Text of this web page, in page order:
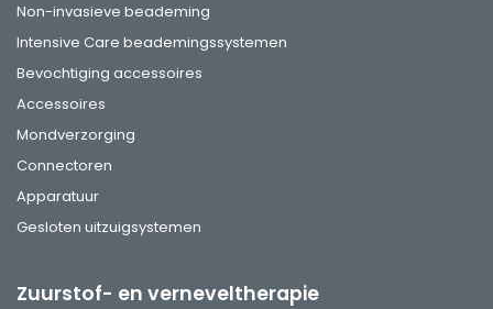
Non-invasieve beademing
Intensive Care beademingssystemen
Bevochtiging accessoires
Accessoires
Mondverzorging
Connectoren
Apparatuur
Gesloten uitzuigsystemen
Zuurstof- en verneveltherapie